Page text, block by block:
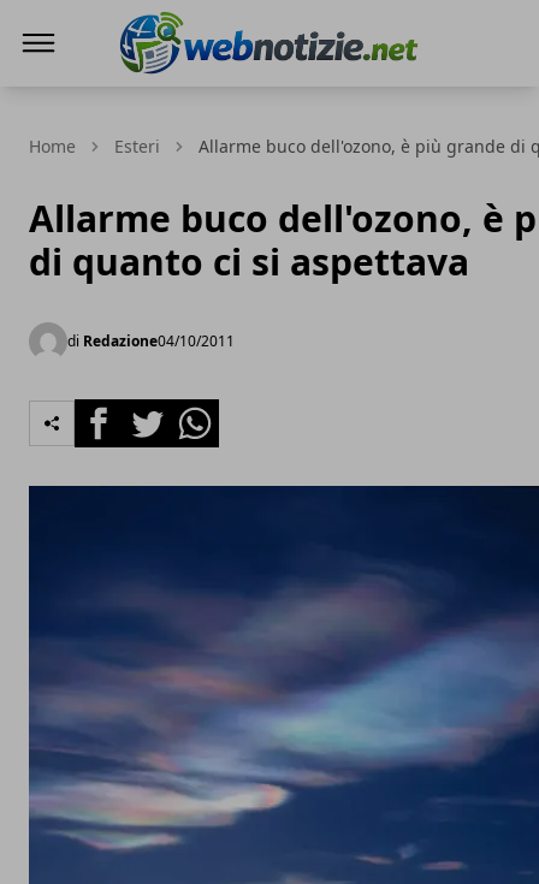
Home Esteri Allarme buco dell'ozono, è più grande di
Allarme buco dell'ozono, è
di quanto ci si aspettava
di Redazione04/10/2011
FacebookTwitterWhatsapp